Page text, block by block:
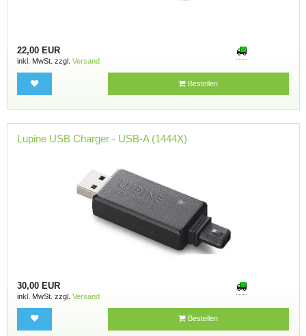
22,00 EUR
inkl. MwSt. zzgl. Versand
Bestellen
Lupine USB Charger - USB-A (1444X)
30,00 EUR
inkl. MwSt. zzgl. Versand
Bestellen